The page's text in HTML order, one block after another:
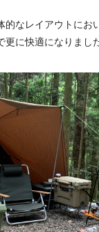
なレイアウトにお
に快適になりました